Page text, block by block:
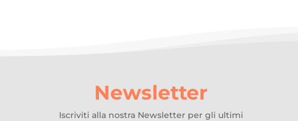
Newsletter
Iscriviti alla nostra Newsletter per gli ultimi